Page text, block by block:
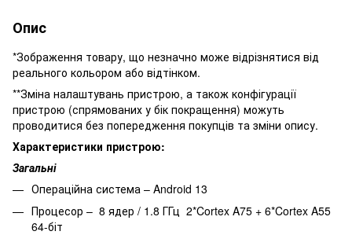
Опис
*Зображення товару, що незначно може відрізнятися від
реального кольором або відтінком.
**Зміна налаштувань пристрою, а також конфігурації
пристрою (спрямованих у бік покращення) можуть
проводитися без попередження покупців та зміни опису.
Характеристики пристрою:
Загальні
Операційна система – Android 13
Процесор – 8 ядер / 1.8 ГГц 2*Cortex A75 + 6*Cortex A55
64-біт